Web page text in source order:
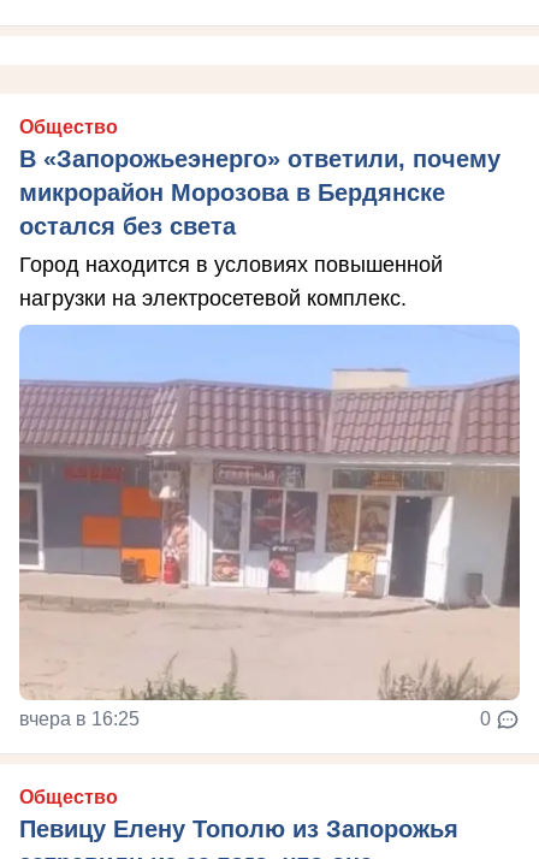
Общество
В «Запорожьеэнерго» ответили, почему
микрорайон Морозова в Бердянске
остался без света
Город находится в условиях повышенной
нагрузки на электросетевой комплекс.
вчера в 16:25 0
Общество
Певицу Елену Тополю из Запорожья